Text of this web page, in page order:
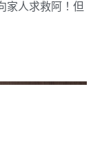
家人求救阿！但